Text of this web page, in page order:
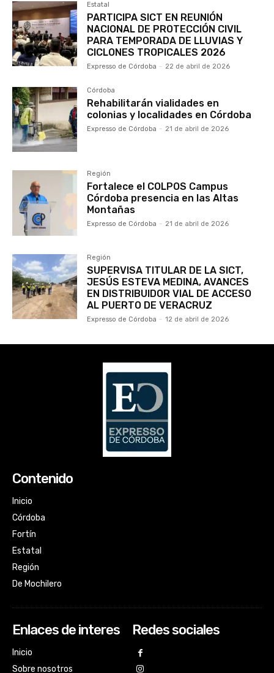
Estatal
PARTICIPA SICT EN REUNIÓN
NACIONAL DE PROTECCIÓN CIVIL
PARA TEMPORADA DE LLUVIAS Y
CICLONES TROPICALES 2026
Expresso de Córdoba - 22 de abril de 2026
Córdoba
Rehabilitarán vialidades en
colonias y localidades en Córdoba
Expresso de Córdoba - 21 de abril de 2026
Región
Fortalece el COLPOS Campus
Córdoba presencia en las Altas
Montañas
Expresso de Córdoba - 21 de abril de 2026
Región
SUPERVISA TITULAR DE LA SICT,
JESÚS ESTEVA MEDINA, AVANCES
EN DISTRIBUIDOR VIAL DE ACCESO
AL PUERTO DE VERACRUZ
Expresso de Córdoba - 12 de abril de 2026
Contenido
Inicio
Córdoba
Fortín
Estatal
Región
De Mochilero
Enlaces de interes
Inicio
Sobre nosotros
Redes sociales